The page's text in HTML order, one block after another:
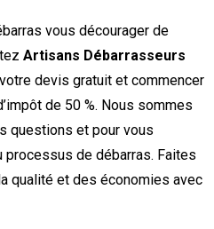
vous décourager de
Artisans Débarrasseurs
devis gratuit et commencer
de 50 %. Nous sommes
questions et pour vous
processus de débarras. Faites
qualité et des économies avec